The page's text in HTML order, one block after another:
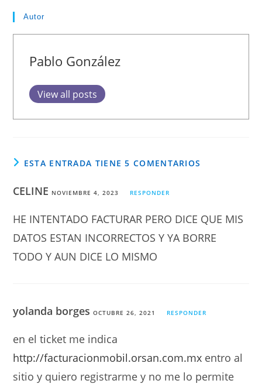
Autor
Pablo González
View all posts
ESTA ENTRADA TIENE 5 COMENTARIOS
CELINE NOVIEMBRE 4, 2023 RESPONDER
HE INTENTADO FACTURAR PERO DICE QUE MIS
DATOS ESTAN INCORRECTOS Y YA BORRE
TODO Y AUN DICE LO MISMO
yolanda borgesOCTUBRE 26, 2021 RESPONDER
en el ticket me indica
http://facturacionmobil.orsan.com.mx entro al
sitio y quiero registrarme y no me lo permite